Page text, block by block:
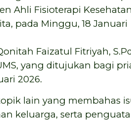
Ahli Fisioterapi Kesehatan
pada Minggu, 18 Januari
Faizatul Fitriyah,
yang ditujukan bagi
2026.
lain yang membahas
keluarga, serta